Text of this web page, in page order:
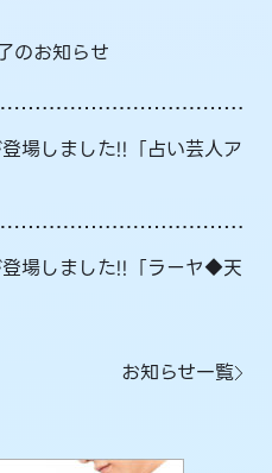
のお知らせ
場しました!!「占い芸人ア
場しました!!「ラーヤ◆天
お知らせ一覧